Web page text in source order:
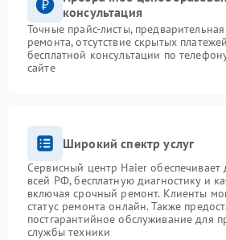
консультация
Точные прайс-листы,
ремонта, отсутствие скрытых
бесплатной консультации по
сайте
Широкий спектр услуг
Сервисный центр Haier обеспечивает
всей РФ, бесплатную диагностику и
включая срочный ремонт. Клиенты
статус ремонта онлайн. Также
постгарантийное обслуживание для
службы техники